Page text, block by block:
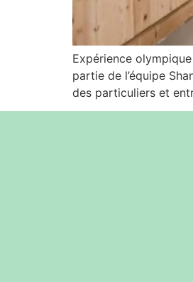
Expérience
partie de l’équipe
des particuliers et